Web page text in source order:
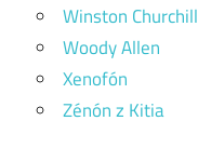
Winston Churchill
Woody Allen
Xenofón
Zénón z Kitia